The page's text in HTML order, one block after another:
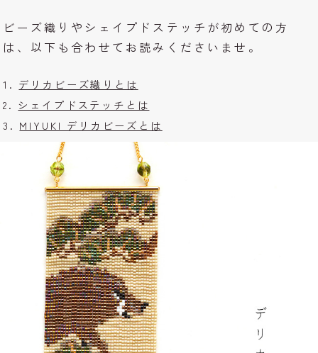
ビーズ織りやシェイプドステッチが初めての方
は、以下も合わせてお読みくださいませ。
デリカビーズ織りとは
シェイプドステッチとは
MIYUKI デリカビーズとは